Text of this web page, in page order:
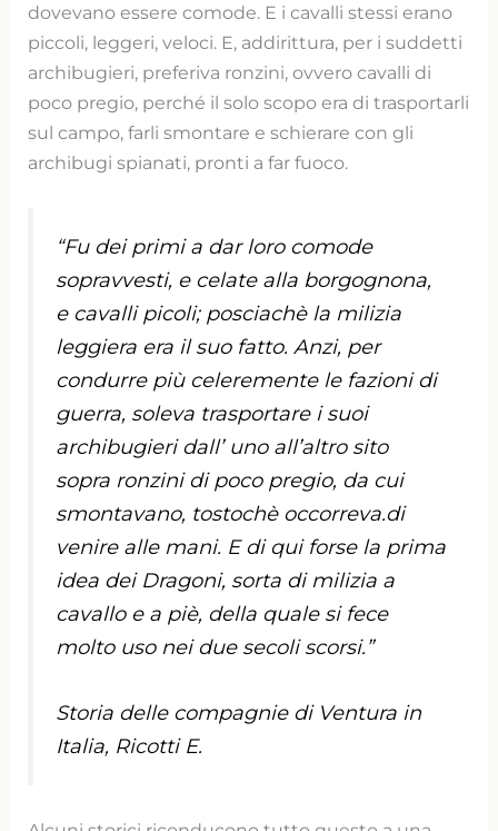
dovevano essere comode. E i cavalli stessi erano
piccoli, leggeri, veloci. E, addirittura, per i suddetti
archibugieri, preferiva ronzini, ovvero cavalli di
poco pregio, perché il solo scopo era di trasportarli
sul campo, farli smontare e schierare con gli
archibugi spianati, pronti a far fuoco.
“Fu dei primi a dar loro comode
sopravvesti, e celate alla borgognona,
e cavalli picoli; posciachè la milizia
leggiera era il suo fatto. Anzi, per
condurre più celeremente le fazioni di
guerra, soleva trasportare i suoi
archibugieri dall’ uno all’altro sito
sopra ronzini di poco pregio, da cui
smontavano, tostochè occorreva.di
venire alle mani. E di qui forse la prima
idea dei Dragoni, sorta di milizia a
cavallo e a piè, della quale si fece
molto uso nei due secoli scorsi.”
Storia delle compagnie di Ventura in
Italia, Ricotti E.